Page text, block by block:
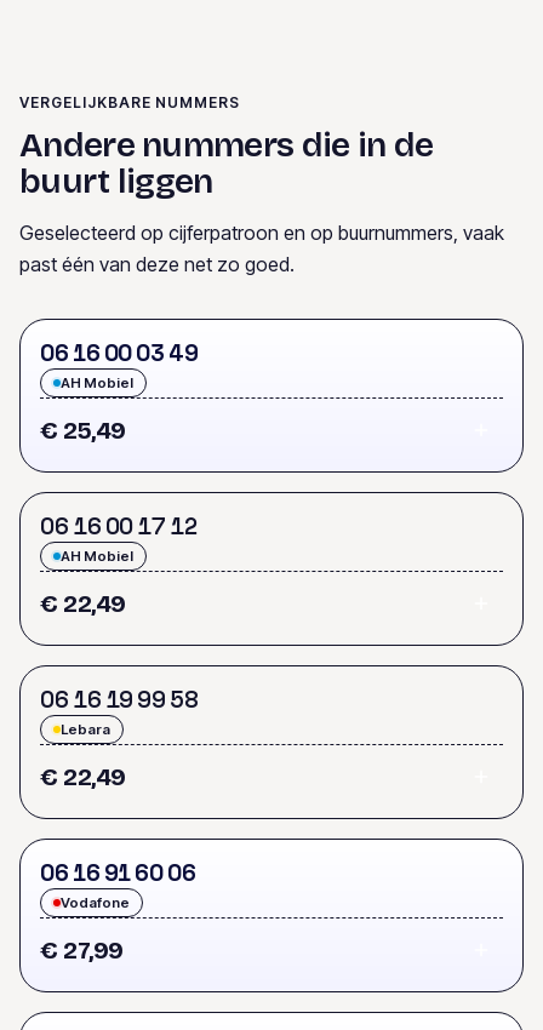
VERGELIJKBARE NUMMERS
Andere nummers die in de
buurt liggen
Geselecteerd op cijferpatroon en op buurnummers, vaak
past één van deze net zo goed.
06 16 0003 49
AH Mobiel
€ 25,49
06 16 0017 12
AH Mobiel
€ 22,49
06 16 19 99 58
Lebara
€ 22,49
06 16 916006
Vodafone
€ 27,99